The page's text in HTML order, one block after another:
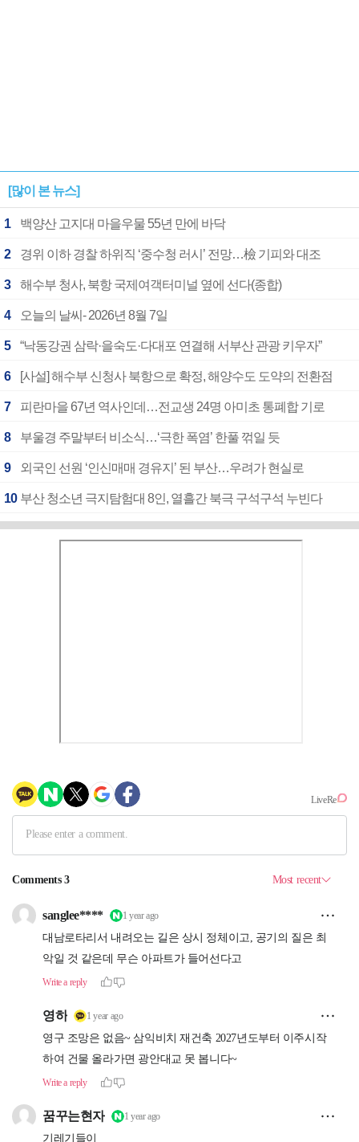
[많이 본 뉴스]
1 백양산 고지대 마을우물 55년 만에 바닥
2 경위 이하 경찰 하위직 ‘중수청 러시’ 전망…檢 기피와 대조
3 해수부 청사, 북항 국제여객터미널 옆에 선다(종합)
4 오늘의 날씨- 2026년 8월 7일
5 “낙동강권 삼락·을숙도·다대포 연결해 서부산 관광 키우자”
6 [사설] 해수부 신청사 북항으로 확정, 해양수도 도약의 전환점
7 피란마을 67년 역사인데…전교생 24명 아미초 통폐합 기로
8 부울경 주말부터 비소식…‘극한 폭염’ 한풀 꺾일 듯
9 외국인 선원 ‘인신매매 경유지’ 된 부산…우려가 현실로
10 부산 청소년 극지탐험대 8인, 열흘간 북극 구석구석 누빈다